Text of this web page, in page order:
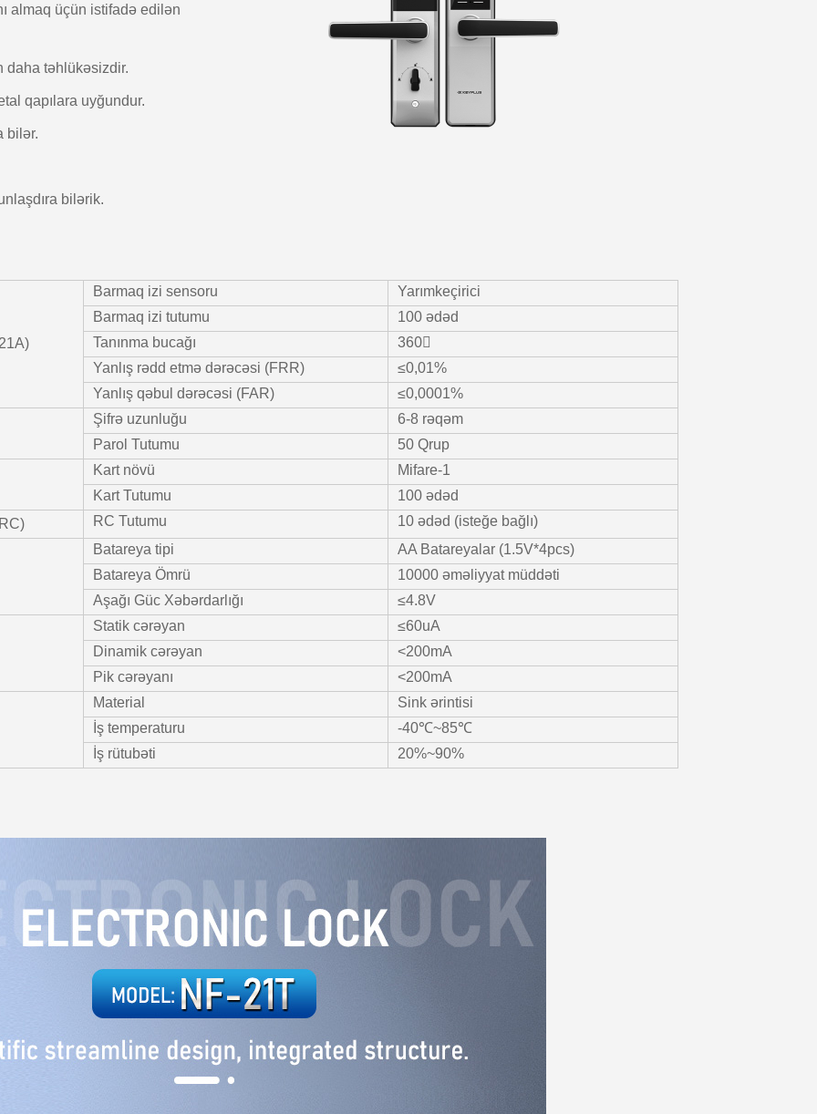
almaq üçün istifadə edilən
daha təhlükəsizdir.
qapılara uyğundur.
bilər.
bilərik.
Barmaq izi sensoru
Yarımkeçirici
Barmaq izi tutumu
100 ədəd
Tanınma bucağı
360〫
Yanlış rədd etmə dərəcəsi (FRR)
≤0,01%
Yanlış qəbul dərəcəsi (FAR)
≤0,0001%
Şifrə uzunluğu
6-8 rəqəm
Parol Tutumu
50 Qrup
Kart növü
Mifare-1
Kart Tutumu
100 ədəd
RC Tutumu
10 ədəd (isteğe bağlı)
Batareya tipi
AA Batareyalar (1.5V*4pcs)
Batareya Ömrü
10000 əməliyyat müddəti
Aşağı Güc Xəbərdarlığı
≤4.8V
Statik cərəyan
≤60uA
Dinamik cərəyan
<200mA
Pik cərəyanı
<200mA
Material
Sink ərintisi
İş temperaturu
-40℃~85℃
İş rütubəti
20%~90%